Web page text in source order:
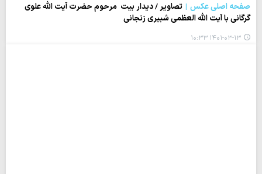
صفحه اصلی عکس
تصاویر / دیدار بیت مرحوم حضرت آیت الله علوی
گرگانی با آیت الله العظمی شبیری زنجانی
۱۴۰۱-۰۳-۱۳ ۱۰:۳۳